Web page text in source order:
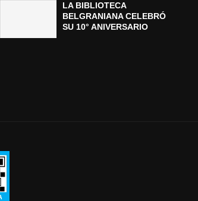
LA BIBLIOTECA
BELGRANIANA CELEBRÓ
SU 10° ANIVERSARIO